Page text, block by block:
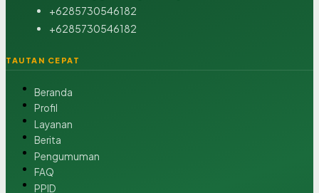
+6285730546182
+6285730546182
TAUTAN CEPAT
Beranda
Profil
Layanan
Berita
Pengumuman
FAQ
PPID